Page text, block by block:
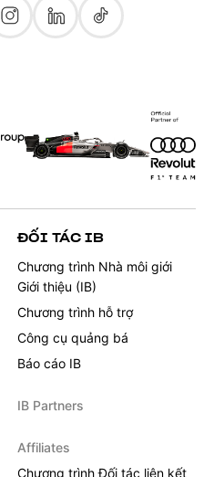
ĐỐI TÁC IB
Chương trình Nhà môi giới
Giới thiệu (IB)
Chương trình hỗ trợ
Công cụ quảng bá
Báo cáo IB
IB Partners
Affiliates
Chương trình Đối tác liên kết